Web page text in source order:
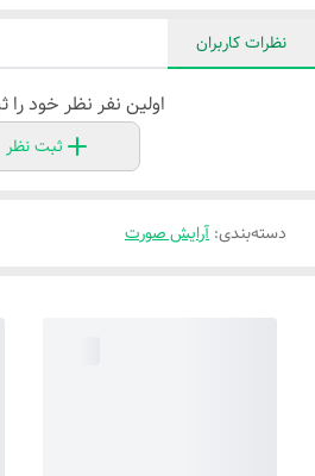
نظرات کاربران
اولین نفر نظر خود را
ثبت نظر
دسته‌بندی: آرایش صورت